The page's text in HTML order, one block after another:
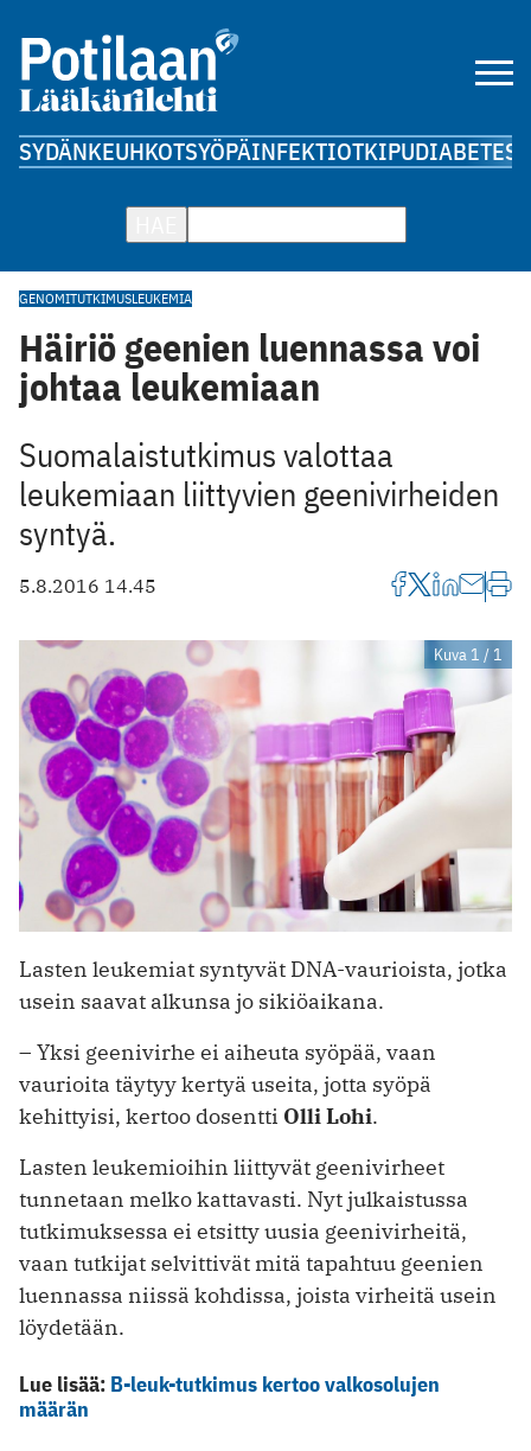
SYDÄNKEUHKOTSYÖPÄINFEKTIOTKIPUDIABETES
GENOMITUTKIMUSLEUKEMIA
Häiriö geenien luennassa voi
johtaa leukemiaan
Suomalaistutkimus valottaa
leukemiaan liittyvien geenivirheiden
syntyä.
5.8.2016 14.45
Kuva 1 / 1
Lasten leukemiat syntyvät DNA-vaurioista, jotka
usein saavat alkunsa jo sikiöaikana.
– Yksi geenivirhe ei aiheuta syöpää, vaan
vaurioita täytyy kertyä useita, jotta syöpä
kehittyisi, kertoo dosentti Olli Lohi.
Lasten leukemioihin liittyvät geenivirheet
tunnetaan melko kattavasti. Nyt julkaistussa
tutkimuksessa ei etsitty uusia geenivirheitä,
vaan tutkijat selvittivät mitä tapahtuu geenien
luennassa niissä kohdissa, joista virheitä usein
löydetään.
Lue lisää: B-leuk-tutkimus kertoo valkosolujen
määrän